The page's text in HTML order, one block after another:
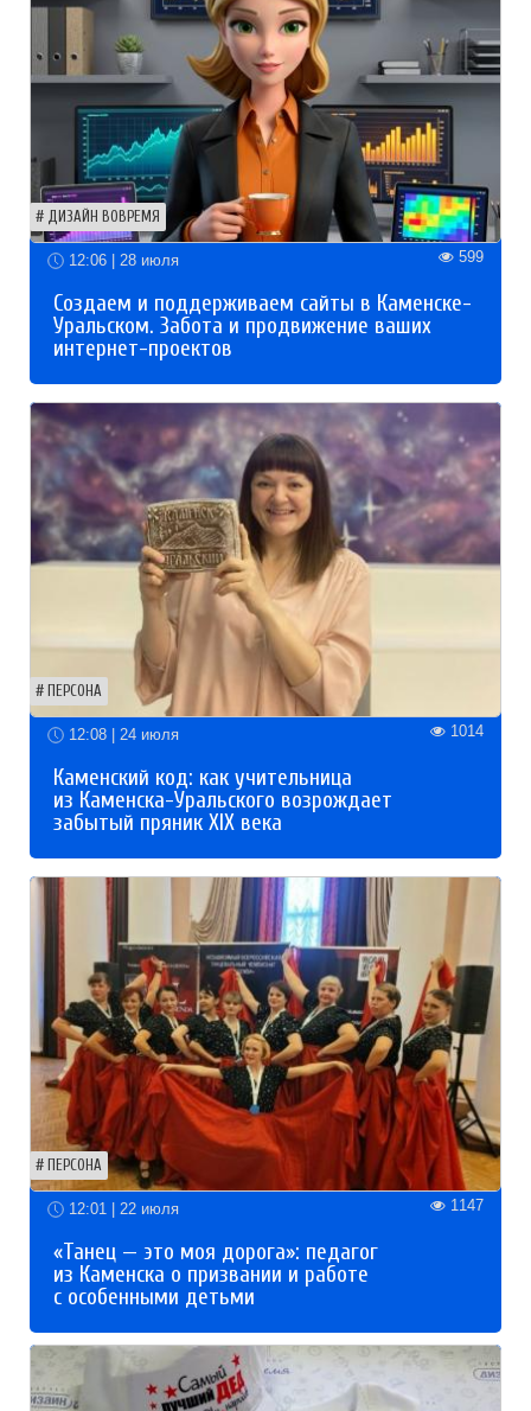
ДИЗАЙН ВОВРЕМЯ
12:06 | 28 июля 599
Создаем и поддерживаем сайты в Каменске-
Уральском. Забота и продвижение ваших
интернет-проектов
ПЕРСОНА
12:08 | 24 июля 1014
Каменский код: как учительница
из Каменска-Уральского возрождает
забытый пряник XIX века
ПЕРСОНА
12:01 | 22 июля 1147
«Танец — это моя дорога»: педагог
из Каменска о призвании и работе
с особенными детьми